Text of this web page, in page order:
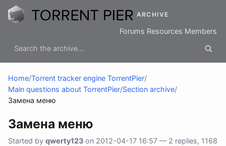
ARCHIVE
Forums Resources Members
Home/Torrent tracker engine TorrentPier/
Main questions about TorrentPier/Section archive/
Замена меню
Замена меню
Started by qwerty123 on 2012-04-17 16:57 — 2 replies, 1168